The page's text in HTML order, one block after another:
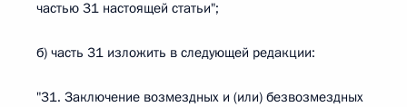
частью 31 настоящей статьи";
б) часть 31 изложить в следующей редакции:
"31. Заключение возмездных и (или) безвозмездных